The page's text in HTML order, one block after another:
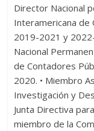
Director Nacional
Interamericana de
2019-2021 y
Nacional
de Contadores
2020. • Miembro
Investigación y
Junta Directiva
miembro de la